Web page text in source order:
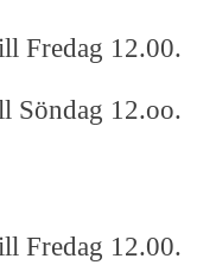
Fredag 12.00.
Söndag 12.oo.
Fredag 12.00.